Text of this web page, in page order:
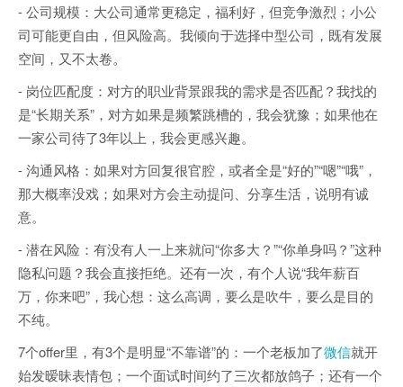
- 公司规模：大公司通常更稳定，福利好，但竞争激烈；小公
司可能更自由，但风险高。我倾向于选择中型公司，既有发展
空间，又不太卷。
- 岗位匹配度：对方的职业背景跟我的需求是否匹配？我找的
是“长期关系”，对方如果是频繁跳槽的，我会犹豫；如果他在
一家公司待了3年以上，我会更感兴趣。
- 沟通风格：如果对方回复很官腔，或者全是“好的”“嗯”“哦”，
那大概率没戏；如果对方会主动提问、分享生活，说明有诚
意。
- 潜在风险：有没有人一上来就问“你多大？”“你单身吗？”这种
隐私问题？我会直接拒绝。还有一次，有个人说“我年薪百
万，你来吧”，我心想：这么高调，要么是吹牛，要么是目的
不纯。
7个offer里，有3个是明显“不靠谱”的：一个老板加了微信就开
始发暧昧表情包；一个面试时间约了三次都放鸽子；还有一个